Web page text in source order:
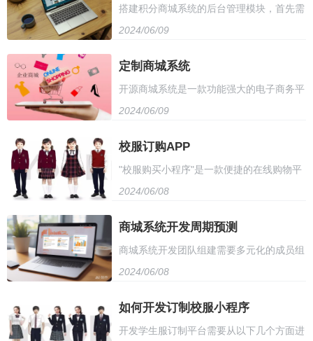
系统应具备用户注册与登录功能，保障用户
注册后，即可使用多种报名方式进行报名，
如在线填写报名表、选择参会项目等
搭建积分商城系统的后台管理模块，首先需
要设计数据库结构，包括积分设置、用户信
息、兑换记录等。其次，开发后台管理页
面，包括积分管理、用户管理、商品管理等
能，确保数据的安全性和准确性。最后，配
置权限管理，确保只有授权用户才能进行后
2024/06/09
定制商城系统
开源商城系统是一款功能强大的电子商务平
台，支持多种支付方式和物流配送，提供丰
富的营销工具和数据分析功能。它具有高度
的可定制性和扩展性，可以根据用户需求进
大的安全保障，确保用户数据和交易安全。
它适用于各种规模的企业和个人，是搭建电
2024/06/09
校服订购APP
"校服购买小程序"是一款便捷的在线购物平
台，专为学生提供校服购买服务。用户只需
在线挑选心仪的校服款式，填写个人尺寸信
息，即可轻松下单购买。小程序支持在线支
达。此外，用户还可享受专属优惠活动，让
购买过程更加实惠。校服购买小程序，让您
2024/06/08
商城系统开发周期预测
商城系统开发团队组建需要多元化的成员组
合，包括前端开发、后端开发、数据库管
理、UI设计等。团队成员应具备扎实的技术
基础，同时也需具备良好的团队协作精神和
2024/06/08
如何开发订制校服小程序
开发学生服订制平台需要从以下几个方面进